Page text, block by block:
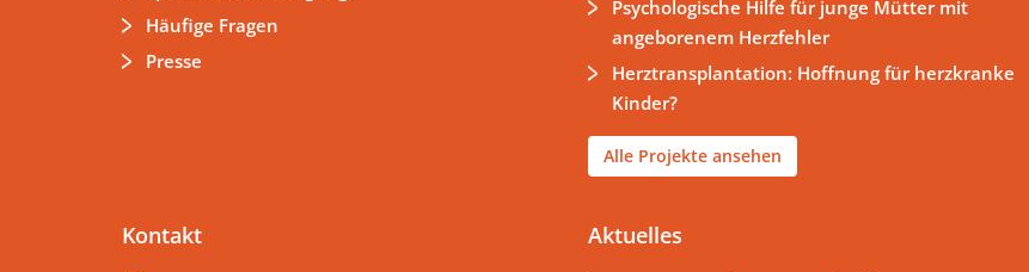
Häufige Fragen
Presse
Psychologische Hilfe für junge Mütter mit
angeborenem Herzfehler
Herztransplantation: Hoffnung für herzkranke
Kinder?
Alle Projekte ansehen
Kontakt Aktuelles